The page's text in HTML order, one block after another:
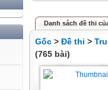
Danh sách đề thi
Gốc > Đề thi >
(765 bài)